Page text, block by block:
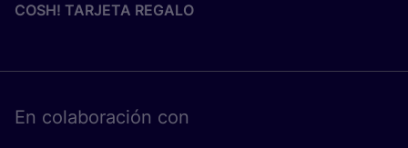
COSH! TARJETA REGALO
En cola­bo­ra­ción con